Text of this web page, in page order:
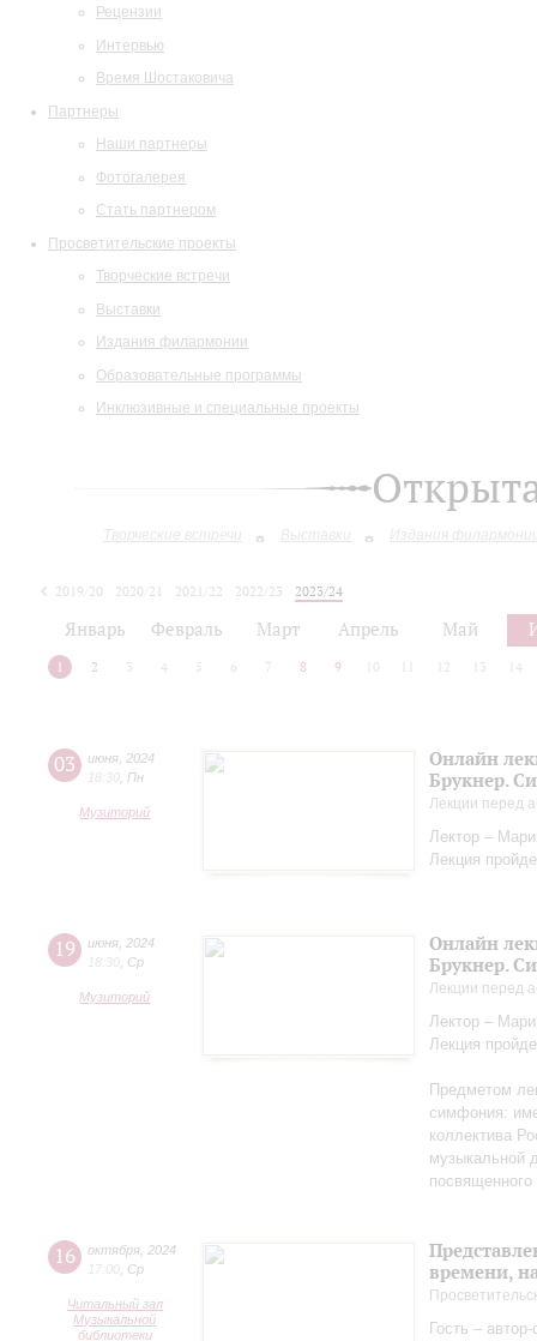
Рецензии
Интервью
Время Шостаковича
Партнеры
Наши партнеры
Фотогалерея
Стать партнером
Просветительские проекты
Творческие встречи
Выставки
Издания филармонии
Образовательные программы
Инклюзивные и специальные проекты
Творческие встречи Выставки Издания
2019/20 2020/21 2021/22 2022/23
2023/24
Январь Февраль Март Апрель Май
1 2 3 4 5 6 7 8 9 10 12 13 14
03 июня 2024
18:30 Пн
Музиторий
Онлайн
Брукнер.
Лекции перед
Лектор –
Лекция
19 июня 2024
18:30 Ср
Музиторий
Онлайн
Брукнер.
Лекции перед
Лектор –
Лекция
Предметом
симфония:
коллектива
музыкальной
16 октября 2024
17:00 Ср
Читальный зал
Музыкальной
библиотеки
времени,
Гость –